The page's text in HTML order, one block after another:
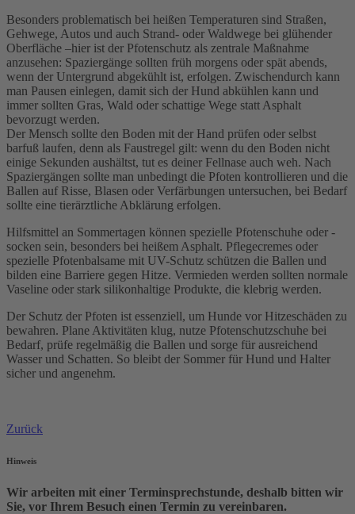
Besonders problematisch bei heißen Temperaturen sind Straßen,
Gehwege, Autos und auch Strand- oder Waldwege bei glühender
Oberfläche –hier ist der Pfotenschutz als zentrale Maßnahme
anzusehen: Spaziergänge sollten früh morgens oder spät abends,
wenn der Untergrund abgekühlt ist, erfolgen. Zwischendurch kann
man Pausen einlegen, damit sich der Hund abkühlen kann und
immer sollten Gras, Wald oder schattige Wege statt Asphalt
bevorzugt werden.
Der Mensch sollte den Boden mit der Hand prüfen oder selbst
barfuß laufen, denn als Faustregel gilt: wenn du den Boden nicht
einige Sekunden aushältst, tut es deiner Fellnase auch weh. Nach
Spaziergängen sollte man unbedingt die Pfoten kontrollieren und die
Ballen auf Risse, Blasen oder Verfärbungen untersuchen, bei Bedarf
sollte eine tierärztliche Abklärung erfolgen.
Hilfsmittel an Sommertagen können spezielle Pfotenschuhe oder -
socken sein, besonders bei heißem Asphalt. Pflegecremes oder
spezielle Pfotenbalsame mit UV-Schutz schützen die Ballen und
bilden eine Barriere gegen Hitze. Vermieden werden sollten normale
Vaseline oder stark silikonhaltige Produkte, die klebrig werden.
Der Schutz der Pfoten ist essenziell, um Hunde vor Hitzeschäden zu
bewahren. Plane Aktivitäten klug, nutze Pfotenschutzschuhe bei
Bedarf, prüfe regelmäßig die Ballen und sorge für ausreichend
Wasser und Schatten. So bleibt der Sommer für Hund und Halter
sicher und angenehm.
Zurück
Hinweis
Wir arbeiten mit einer Terminsprechstunde, deshalb bitten wir
Sie, vor Ihrem Besuch einen Termin zu vereinbaren.